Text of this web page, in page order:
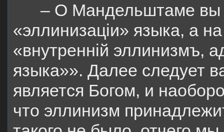
– О Мандельштаме вы
«эллинизаціи» языка, а
«внутренній эллинизмъ,
языка»». Далее следует
является Богом, и
что эллинизм